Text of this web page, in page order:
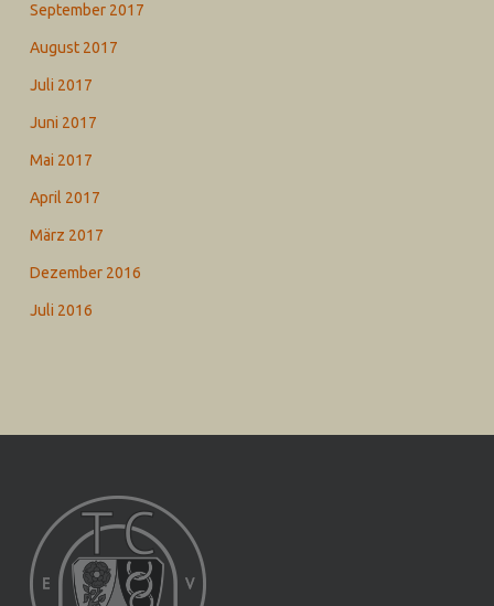
September 2017
August 2017
Juli 2017
Juni 2017
Mai 2017
April 2017
März 2017
Dezember 2016
Juli 2016